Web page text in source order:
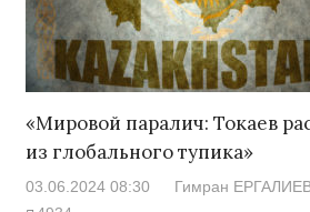
«Мировой паралич: Токаев
из глобального тупика»
03.06.2024 08:30 Гимран